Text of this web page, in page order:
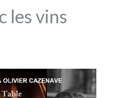
les vins